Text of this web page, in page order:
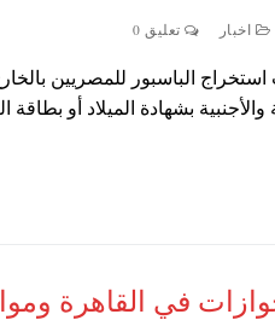
اخبار تعليق 0
الباسبور للمصريين
بشهادة الميلاد أو بطاقة
في القاهرة